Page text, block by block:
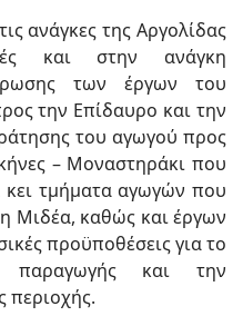
ανάγκες της Αργολίδας
και στην ανάγκη
των έργων του
την Επίδαυρο και την
του αγωγού προς
– Μοναστηράκι που
κει τμήματα αγωγών που
Μιδέα, καθώς και έργων
προϋποθέσεις για το
παραγωγής και την
περιοχής.